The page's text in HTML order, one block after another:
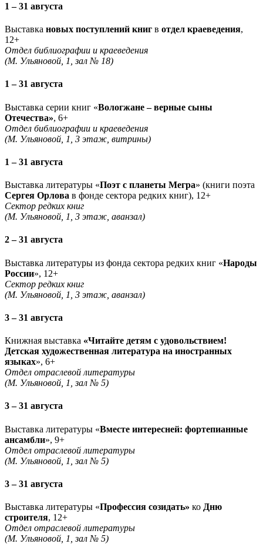
1 – 31 августа
Выставка новых поступлений книг в отдел краеведения,
12+
Отдел библиографии и краеведения
(М. Ульяновой, 1, зал № 18)
1 – 31 августа
Выставка серии книг «Вологжане – верные сыны
Отечества», 6+
Отдел библиографии и краеведения
(М. Ульяновой, 1, 3 этаж, витрины)
1 – 31 августа
Выставка литературы «Поэт с планеты Мегра» (книги поэта
Сергея Орлова в фонде сектора редких книг), 12+
Сектор редких книг
(М. Ульяновой, 1, 3 этаж, аванзал)
2 – 31 августа
Выставка литературы из фонда сектора редких книг «Народы
России», 12+
Сектор редких книг
(М. Ульяновой, 1, 3 этаж, аванзал)
3 – 31 августа
Книжная выставка «Читайте детям с удовольствием!
Детская художественная литература на иностранных
языках», 6+
Отдел отраслевой литературы
(М. Ульяновой, 1, зал № 5)
3 – 31 августа
Выставка литературы «Вместе интересней: фортепианные
ансамбли», 9+
Отдел отраслевой литературы
(М. Ульяновой, 1, зал № 5)
3 – 31 августа
Выставка литературы «Профессия созидать» ко Дню
строителя, 12+
Отдел отраслевой литературы
(М. Ульяновой, 1, зал № 5)